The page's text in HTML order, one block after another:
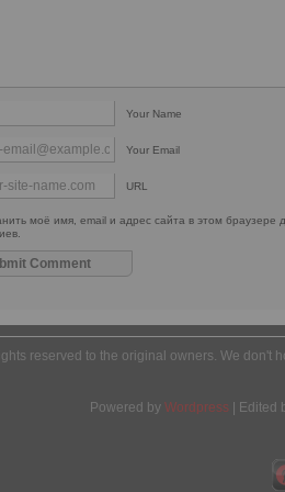
Your Name
Your Email
URL
моё имя, email и адрес сайта в этом браузере
reserved to the original owners. We don't
Powered by Wordpress | Edited